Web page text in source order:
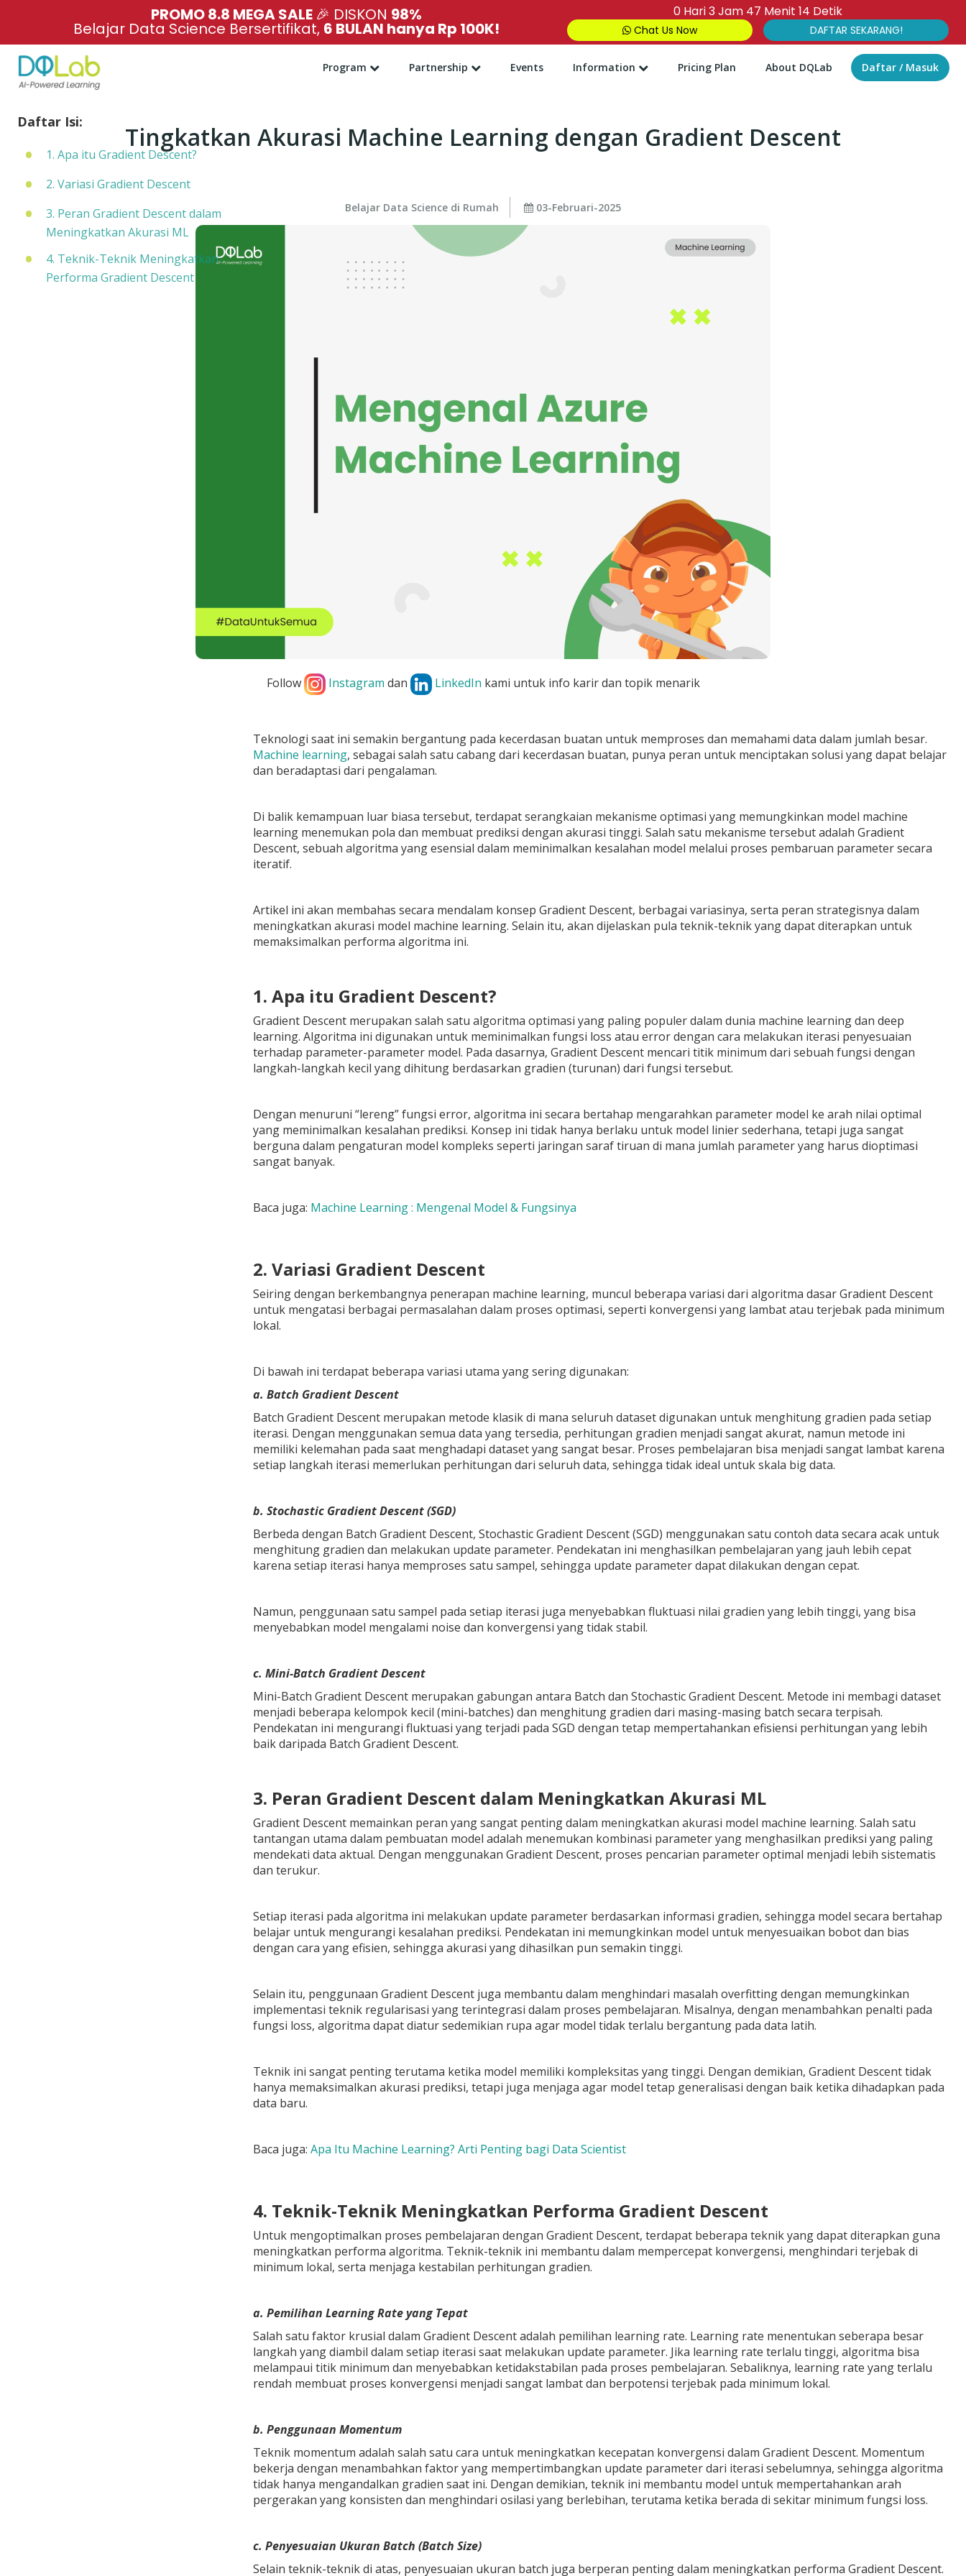
PROMO 8.8 MEGA SALE 🎉 DISKON 98%
Belajar Data Science Bersertifikat, 6 BULAN hanya Rp 100K!
0 Hari3Jam47 Menit13 Detik
Chat Us Now DAFTAR SEKARANG!
Program Partnership Events Information Pricing Plan About DQLab Daftar / Masuk
Tingkatkan Akurasi Machine Learning dengan Gradient Descent
Belajar Data Science di Rumah 03-Februari-2025
Follow Instagram dan LinkedIn kami untuk info karir dan topik menarik
Daftar Isi:
1. Apa itu Gradient Descent?
2. Variasi Gradient Descent
3. Peran Gradient Descent dalam
Meningkatkan Akurasi ML
4. Teknik-Teknik Meningkatkan
Performa Gradient Descent
Teknologi saat ini semakin bergantung pada kecerdasan buatan untuk memproses dan memahami data dalam jumlah besar.
Machine learning, sebagai salah satu cabang dari kecerdasan buatan, punya peran untuk menciptakan solusi yang dapat belajar
dan beradaptasi dari pengalaman.
Di balik kemampuan luar biasa tersebut, terdapat serangkaian mekanisme optimasi yang memungkinkan model machine
learning menemukan pola dan membuat prediksi dengan akurasi tinggi. Salah satu mekanisme tersebut adalah Gradient
Descent, sebuah algoritma yang esensial dalam meminimalkan kesalahan model melalui proses pembaruan parameter secara
iteratif.
Artikel ini akan membahas secara mendalam konsep Gradient Descent, berbagai variasinya, serta peran strategisnya dalam
meningkatkan akurasi model machine learning. Selain itu, akan dijelaskan pula teknik-teknik yang dapat diterapkan untuk
memaksimalkan performa algoritma ini.
1. Apa itu Gradient Descent?
Gradient Descent merupakan salah satu algoritma optimasi yang paling populer dalam dunia machine learning dan deep
learning. Algoritma ini digunakan untuk meminimalkan fungsi loss atau error dengan cara melakukan iterasi penyesuaian
terhadap parameter-parameter model. Pada dasarnya, Gradient Descent mencari titik minimum dari sebuah fungsi dengan
langkah-langkah kecil yang dihitung berdasarkan gradien (turunan) dari fungsi tersebut.
Dengan menuruni “lereng” fungsi error, algoritma ini secara bertahap mengarahkan parameter model ke arah nilai optimal
yang meminimalkan kesalahan prediksi. Konsep ini tidak hanya berlaku untuk model linier sederhana, tetapi juga sangat
berguna dalam pengaturan model kompleks seperti jaringan saraf tiruan di mana jumlah parameter yang harus dioptimasi
sangat banyak.
Baca juga: Machine Learning : Mengenal Model & Fungsinya
2. Variasi Gradient Descent
Seiring dengan berkembangnya penerapan machine learning, muncul beberapa variasi dari algoritma dasar Gradient Descent
untuk mengatasi berbagai permasalahan dalam proses optimasi, seperti konvergensi yang lambat atau terjebak pada minimum
lokal.
Di bawah ini terdapat beberapa variasi utama yang sering digunakan:
a. Batch Gradient Descent
Batch Gradient Descent merupakan metode klasik di mana seluruh dataset digunakan untuk menghitung gradien pada setiap
iterasi. Dengan menggunakan semua data yang tersedia, perhitungan gradien menjadi sangat akurat, namun metode ini
memiliki kelemahan pada saat menghadapi dataset yang sangat besar. Proses pembelajaran bisa menjadi sangat lambat karena
setiap langkah iterasi memerlukan perhitungan dari seluruh data, sehingga tidak ideal untuk skala big data.
b. Stochastic Gradient Descent (SGD)
Berbeda dengan Batch Gradient Descent, Stochastic Gradient Descent (SGD) menggunakan satu contoh data secara acak untuk
menghitung gradien dan melakukan update parameter. Pendekatan ini menghasilkan pembelajaran yang jauh lebih cepat
karena setiap iterasi hanya memproses satu sampel, sehingga update parameter dapat dilakukan dengan cepat.
Namun, penggunaan satu sampel pada setiap iterasi juga menyebabkan fluktuasi nilai gradien yang lebih tinggi, yang bisa
menyebabkan model mengalami noise dan konvergensi yang tidak stabil.
c. Mini-Batch Gradient Descent
Mini-Batch Gradient Descent merupakan gabungan antara Batch dan Stochastic Gradient Descent. Metode ini membagi dataset
menjadi beberapa kelompok kecil (mini-batches) dan menghitung gradien dari masing-masing batch secara terpisah.
Pendekatan ini mengurangi fluktuasi yang terjadi pada SGD dengan tetap mempertahankan efisiensi perhitungan yang lebih
baik daripada Batch Gradient Descent.
3. Peran Gradient Descent dalam Meningkatkan Akurasi ML
Gradient Descent memainkan peran yang sangat penting dalam meningkatkan akurasi model machine learning. Salah satu
tantangan utama dalam pembuatan model adalah menemukan kombinasi parameter yang menghasilkan prediksi yang paling
mendekati data aktual. Dengan menggunakan Gradient Descent, proses pencarian parameter optimal menjadi lebih sistematis
dan terukur.
Setiap iterasi pada algoritma ini melakukan update parameter berdasarkan informasi gradien, sehingga model secara bertahap
belajar untuk mengurangi kesalahan prediksi. Pendekatan ini memungkinkan model untuk menyesuaikan bobot dan bias
dengan cara yang efisien, sehingga akurasi yang dihasilkan pun semakin tinggi.
Selain itu, penggunaan Gradient Descent juga membantu dalam menghindari masalah overfitting dengan memungkinkan
implementasi teknik regularisasi yang terintegrasi dalam proses pembelajaran. Misalnya, dengan menambahkan penalti pada
fungsi loss, algoritma dapat diatur sedemikian rupa agar model tidak terlalu bergantung pada data latih.
Teknik ini sangat penting terutama ketika model memiliki kompleksitas yang tinggi. Dengan demikian, Gradient Descent tidak
hanya memaksimalkan akurasi prediksi, tetapi juga menjaga agar model tetap generalisasi dengan baik ketika dihadapkan pada
data baru.
Baca juga: Apa Itu Machine Learning? Arti Penting bagi Data Scientist
4. Teknik-Teknik Meningkatkan Performa Gradient Descent
Untuk mengoptimalkan proses pembelajaran dengan Gradient Descent, terdapat beberapa teknik yang dapat diterapkan guna
meningkatkan performa algoritma. Teknik-teknik ini membantu dalam mempercepat konvergensi, menghindari terjebak di
minimum lokal, serta menjaga kestabilan perhitungan gradien.
a. Pemilihan Learning Rate yang Tepat
Salah satu faktor krusial dalam Gradient Descent adalah pemilihan learning rate. Learning rate menentukan seberapa besar
langkah yang diambil dalam setiap iterasi saat melakukan update parameter. Jika learning rate terlalu tinggi, algoritma bisa
melampaui titik minimum dan menyebabkan ketidakstabilan pada proses pembelajaran. Sebaliknya, learning rate yang terlalu
rendah membuat proses konvergensi menjadi sangat lambat dan berpotensi terjebak pada minimum lokal.
b. Penggunaan Momentum
Teknik momentum adalah salah satu cara untuk meningkatkan kecepatan konvergensi dalam Gradient Descent. Momentum
bekerja dengan menambahkan faktor yang mempertimbangkan update parameter dari iterasi sebelumnya, sehingga algoritma
tidak hanya mengandalkan gradien saat ini. Dengan demikian, teknik ini membantu model untuk mempertahankan arah
pergerakan yang konsisten dan menghindari osilasi yang berlebihan, terutama ketika berada di sekitar minimum fungsi loss.
c. Penyesuaian Ukuran Batch (Batch Size)
Selain teknik-teknik di atas, penyesuaian ukuran batch juga berperan penting dalam meningkatkan performa Gradient Descent.